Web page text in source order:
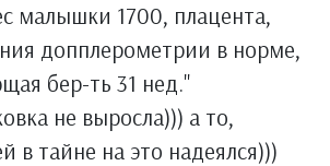
малышки 1700, плацента,
допплерометрии в норме,
бер-ть 31 нед."
не выросла))) а то,
в тайне на это надеялся)))